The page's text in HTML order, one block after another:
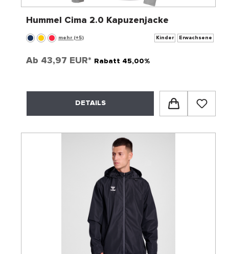
Hummel Cima 2.0 Kapuzenjacke
mehr (+5) Kinder Erwachsene
Ab 43,97 EUR* Rabatt 45,00%
DETAILS